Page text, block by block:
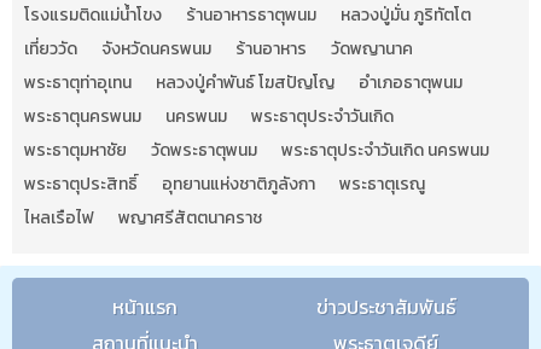
โรงแรมติดแม่น้ำโขง
ร้านอาหารธาตุพนม
หลวงปู่มั่น ภูริทัตโต
เที่ยววัด
จังหวัดนครพนม ร้านอาหาร
วัดพญานาค
พระธาตุท่าอุเทน
หลวงปู่คำพันธ์ โฆสปัญโญ
อำเภอธาตุพนม
พระธาตุนครพนม
นครพนม
พระธาตุประจำวันเกิด
พระธาตุมหาชัย
วัดพระธาตุพนม
พระธาตุประจำวันเกิด นครพนม
พระธาตุประสิทธิ์
อุทยานแห่งชาติภูลังกา
พระธาตุเรณู
ไหลเรือไฟ
พญาศรีสัตตนาคราช
หน้าแรก
ข่าวประชาสัมพันธ์
สถานที่แนะนำ
พระธาตุเจดีย์